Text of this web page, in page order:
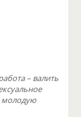
– валить
молодую